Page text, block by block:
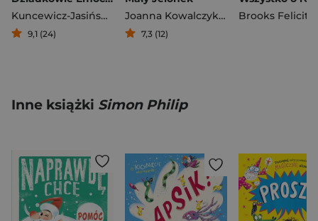
Kuncewicz-Jasińska Urszula
,Aleksander Jasiński
9,1 (24)
Joanna Kowalczyk-Bednarczyk
7,3 (12)
Brooks Felicity
Inne książki Simon Philip